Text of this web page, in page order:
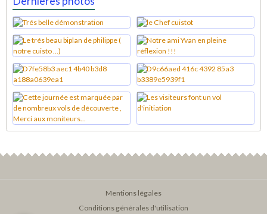
Mentions légales
Conditions générales d'utilisation